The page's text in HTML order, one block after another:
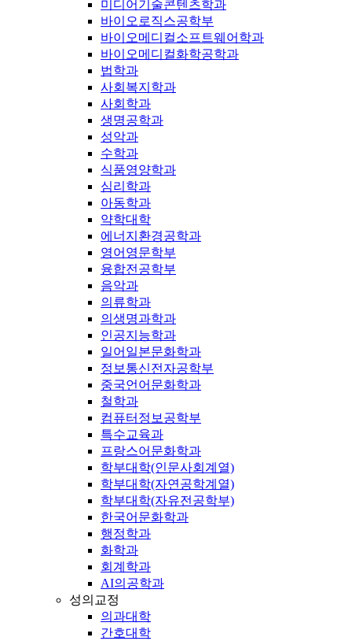
미디어기술콘텐츠학과
바이오로직스공학부
바이오메디컬소프트웨어학과
바이오메디컬화학공학과
법학과
사회복지학과
사회학과
생명공학과
성악과
수학과
식품영양학과
심리학과
아동학과
약학대학
에너지환경공학과
영어영문학부
융합전공학부
음악과
의류학과
의생명과학과
인공지능학과
일어일본문화학과
정보통신전자공학부
중국언어문화학과
철학과
컴퓨터정보공학부
특수교육과
프랑스어문화학과
학부대학(인문사회계열)
학부대학(자연공학계열)
학부대학(자유전공학부)
한국어문화학과
행정학과
화학과
회계학과
AI의공학과
성의교정
의과대학
간호대학